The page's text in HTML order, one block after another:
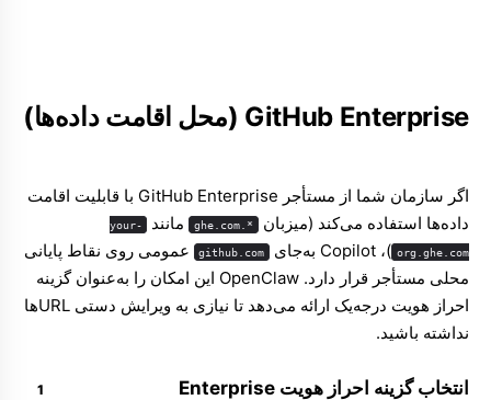
GitHub Enterprise (محل اقامت داده‌ها)
اگر سازمان شما از مستأجر GitHub Enterprise با قابلیت اقامت
داده‌ها استفاده می‌کند (میزبان
*.ghe.com مانند your-
org.ghe.com )، Copilot به‌جای github.com
عمومی روی نقاط پایانی
محلی مستأجر قرار دارد. OpenClaw این امکان را به‌عنوان گزینه
احراز هویت درجه‌یک ارائه می‌دهد تا نیازی به ویرایش دستی URLها
نداشته باشید.
انتخاب گزینه احراز هویت Enterprise